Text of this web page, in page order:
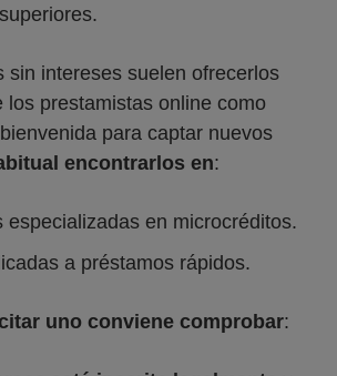
sin intereses suelen ofrecerlos
los prestamistas online como
para captar nuevos
encontrarlos en:
especializadas en microcréditos.
a préstamos rápidos.
uno conviene comprobar: